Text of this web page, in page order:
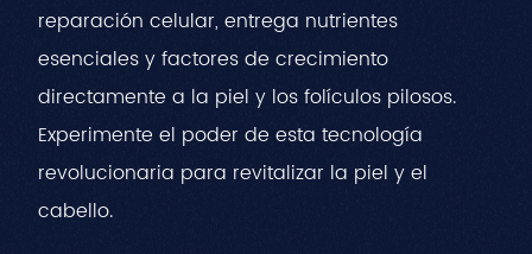
Pусский
العربية
日本語
reparación celular, entrega nutrientes
esenciales y factores de crecimiento
directamente a la piel y los folículos pilosos.
Experimente el poder de esta tecnología
revolucionaria para revitalizar la piel y el
cabello.